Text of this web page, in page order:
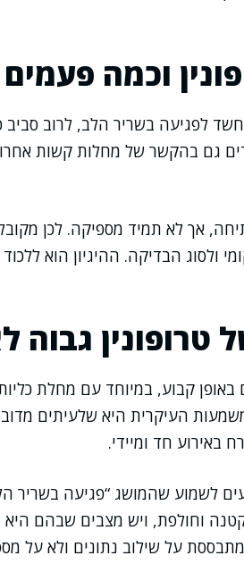
וכמה פעמים
חשד לפגיעה בשריר הלב, לרוב
גם בהקשר של מחלות קשות
אך לא תמיד מספיקה. לכן
ולסוג הבדיקה. ההיגיון הוא
גבוה
קבוע, במיוחד עם מחלת
העיקרית היא שלעיתים
באירוע חד ומיידי.
לשמוע שהמושג “פגיעה בשריר
וחולפת, ויש מצבים שבהם
על שילוב נתונים ולא על